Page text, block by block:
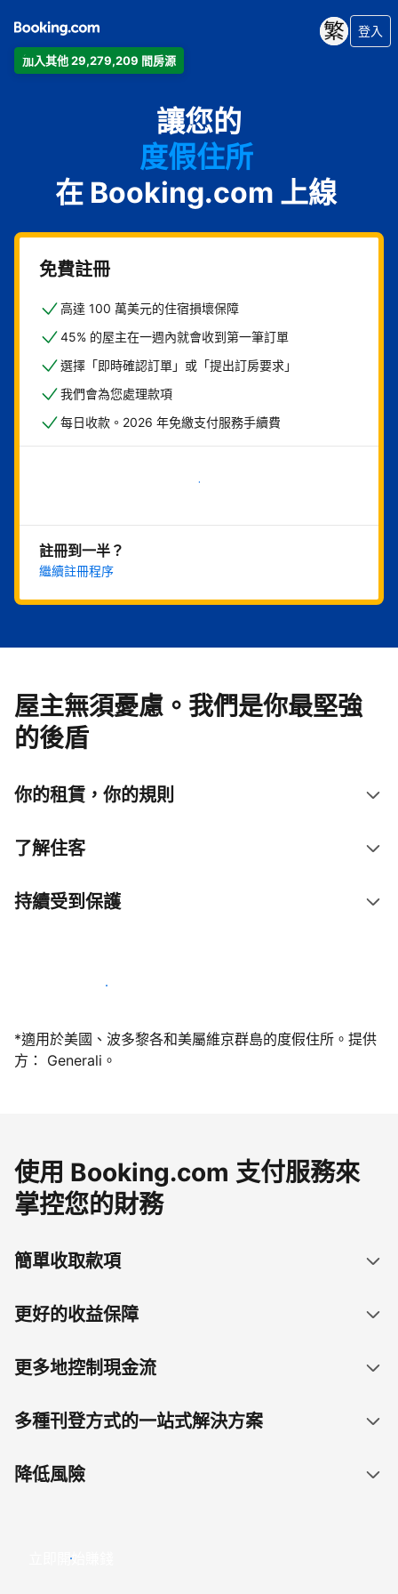
加入其他 29,279,209 間房源
登入
讓您的
公寓
飯店
度假住所
家庭旅館
B&B
在 Booking.com 上線
免費註冊
高達 100 萬美元的住宿損壞保障
45% 的屋主在一週內就會收到第一筆訂單
選擇「即時確認訂單」或「提出訂房要求」
我們會為您處理款項
每日收款。2026 年免繳支付服務手續費
現在就開始
註冊到一半？
繼續註冊程序
屋主無須憂慮。我們是你最堅強
的後盾
你的租賃，你的規則
了解住客
持續受到保護
今天就和我們一起當屋主
*適用於美國、波多黎各和美屬維京群島的度假住所。提供
方： Generali。
使用 Booking.com 支付服務來
掌控您的財務
簡單收取款項
更好的收益保障
更多地控制現金流
多種刊登方式的一站式解決方案
降低風險
立即開始賺錢